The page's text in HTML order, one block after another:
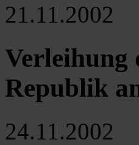
21.11.2002
Verleihung
Republik
24.11.2002